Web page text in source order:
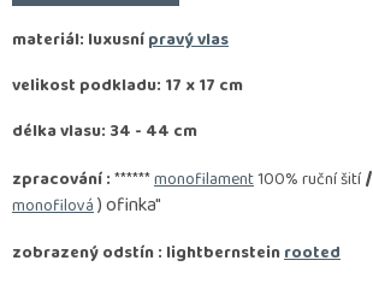
materiál: luxusnípravý vlas
velikost podkladu: 17 x 17 cm
délka vlasu: 34 - 44 cm
zpracování :******monofilament100% ruční šití/
monofilová) ofinka"
zobrazený odstín : lightbernsteinrooted